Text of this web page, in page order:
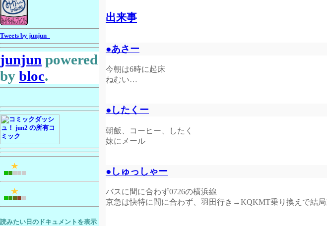
出来事
●あさー
今朝は6時に起床
ねむい…
●したくー
朝飯、コーヒー、したく
妹にメール
●しゅっしゃー
バスに間に合わず0726の横浜線
京急は快特に間に合わず、羽田行き→KQKMT乗り換えで結
Tweets by junjun_
junjun powered
by bloc.
読みたい日のドキュメントを表示